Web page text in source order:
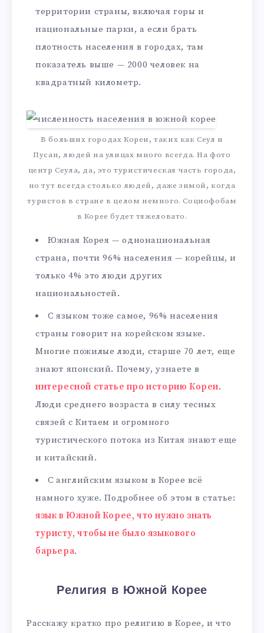
территории страны, включая горы и
национальные парки, а если брать
плотность населения в городах, там
показатель выше — 2000 человек на
квадратный километр.
В больших городах Кореи, таких как Сеул и
Пусан, людей на улицах много всегда. На фото
центр Сеула, да, это туристическая часть города,
но тут всегда столько людей, даже зимой, когда
туристов в стране в целом немного. Социофобам
в Корее будет тяжеловато.
Южная Корея — однонациональная
страна, почти 96% населения — корейцы, и
только 4% это люди других
национальностей.
С языком тоже самое, 96% населения
страны говорит на корейском языке.
Многие пожилые люди, старше 70 лет, еще
знают японский. Почему, узнаете в
интересной статье про историю Кореи.
Люди среднего возраста в силу тесных
связей с Китаем и огромного
туристического потока из Китая знают еще
и китайский.
С английским языком в Корее всё
намного хуже. Подробнее об этом в статье:
язык в Южной Корее, что нужно знать
туристу, чтобы не было языкового
барьера.
Религия в Южной Корее
Расскажу кратко про религию в Корее, и что